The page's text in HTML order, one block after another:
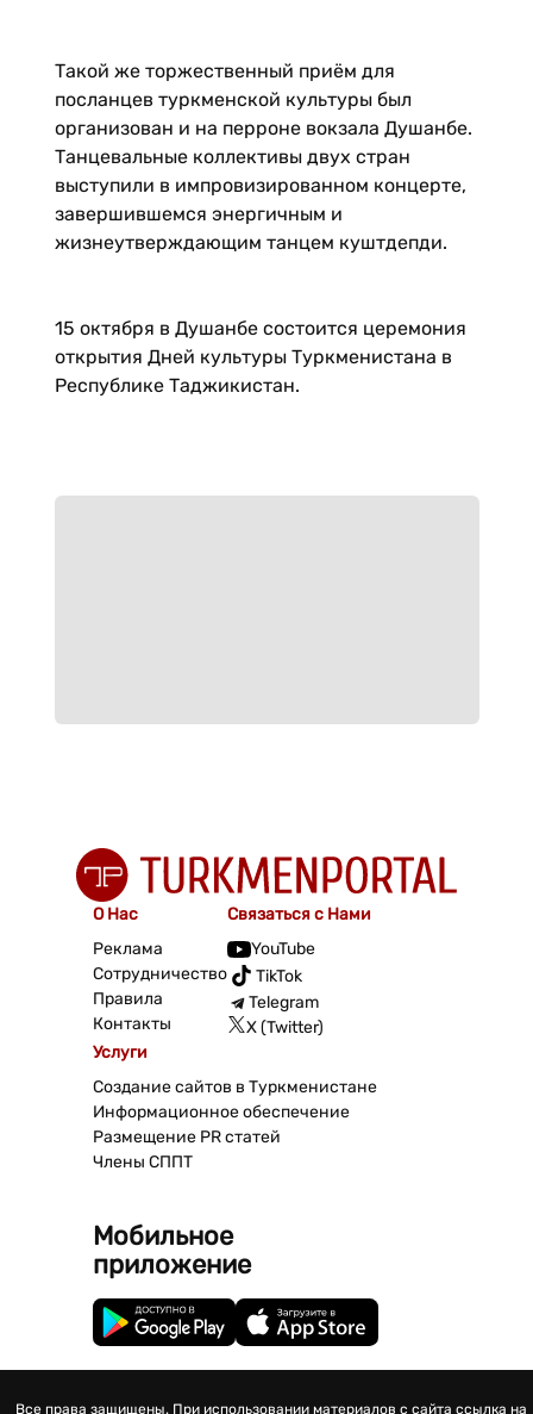
Такой же торжественный приём для
посланцев туркменской культуры был
организован и на перроне вокзала Душанбе.
Танцевальные коллективы двух стран
выступили в импровизированном концерте,
завершившемся энергичным и
жизнеутверждающим танцем куштдепди.
15 октября в Душанбе состоится церемония
открытия Дней культуры Туркменистана в
Республике Таджикистан.
О Нас
Реклама
Сотрудничество
Правила
Контакты
Связаться с Нами
YouTube
TikTok
Telegram
X (Twitter)
Услуги
Создание сайтов в Туркменистане
Информационное обеспечение
Размещение PR статей
Члены СППТ
Мобильное
приложение
Все права защищены. При использовании материалов с сайта ссылка на